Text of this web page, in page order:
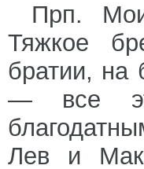
Прп.
Тяжкое
братии, на
— все
Лев и